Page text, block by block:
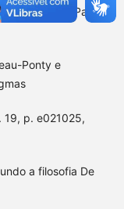
corpo. São Paulo:
Ponty e
19, p. e021025,
a filosofia De